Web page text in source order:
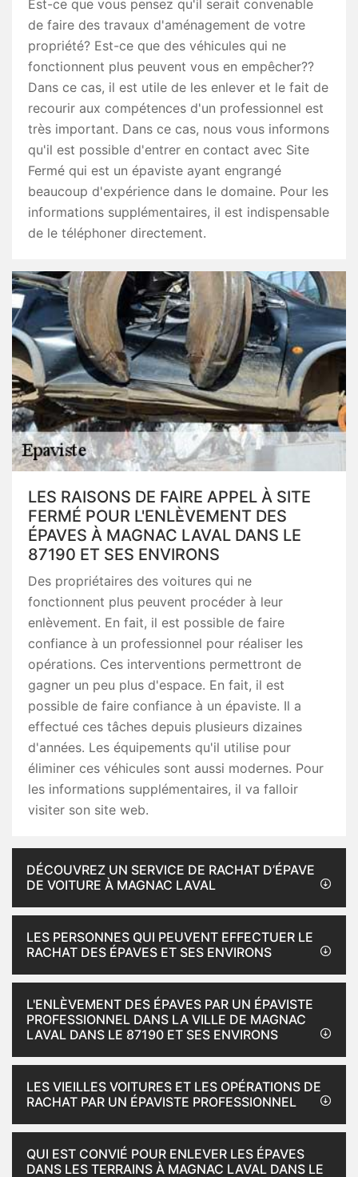
Est-ce que vous pensez qu'il serait convenable
de faire des travaux d'aménagement de votre
propriété? Est-ce que des véhicules qui ne
fonctionnent plus peuvent vous en empêcher??
Dans ce cas, il est utile de les enlever et le fait de
recourir aux compétences d'un professionnel est
très important. Dans ce cas, nous vous informons
qu'il est possible d'entrer en contact avec Site
Fermé qui est un épaviste ayant engrangé
beaucoup d'expérience dans le domaine. Pour les
informations supplémentaires, il est indispensable
de le téléphoner directement.
LES RAISONS DE FAIRE APPEL À SITE
FERMÉ POUR L'ENLÈVEMENT DES
ÉPAVES À MAGNAC LAVAL DANS LE
87190 ET SES ENVIRONS
Des propriétaires des voitures qui ne
fonctionnent plus peuvent procéder à leur
enlèvement. En fait, il est possible de faire
confiance à un professionnel pour réaliser les
opérations. Ces interventions permettront de
gagner un peu plus d'espace. En fait, il est
possible de faire confiance à un épaviste. Il a
effectué ces tâches depuis plusieurs dizaines
d'années. Les équipements qu'il utilise pour
éliminer ces véhicules sont aussi modernes. Pour
les informations supplémentaires, il va falloir
visiter son site web.
DÉCOUVREZ UN SERVICE DE RACHAT D’ÉPAVE
DE VOITURE À MAGNAC LAVAL
LES PERSONNES QUI PEUVENT EFFECTUER LE
RACHAT DES ÉPAVES ET SES ENVIRONS
L'ENLÈVEMENT DES ÉPAVES PAR UN ÉPAVISTE
PROFESSIONNEL DANS LA VILLE DE MAGNAC
LAVAL DANS LE 87190 ET SES ENVIRONS
LES VIEILLES VOITURES ET LES OPÉRATIONS DE
RACHAT PAR UN ÉPAVISTE PROFESSIONNEL
QUI EST CONVIÉ POUR ENLEVER LES ÉPAVES
DANS LES TERRAINS À MAGNAC LAVAL DANS LE